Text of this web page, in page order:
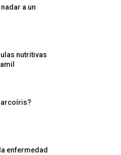
a un
nutritivas
arcoíris?
enfermedad